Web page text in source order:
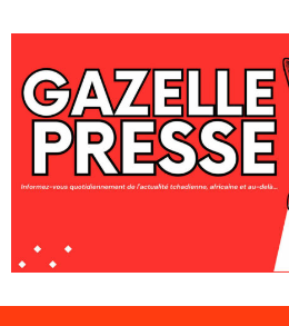
to
content